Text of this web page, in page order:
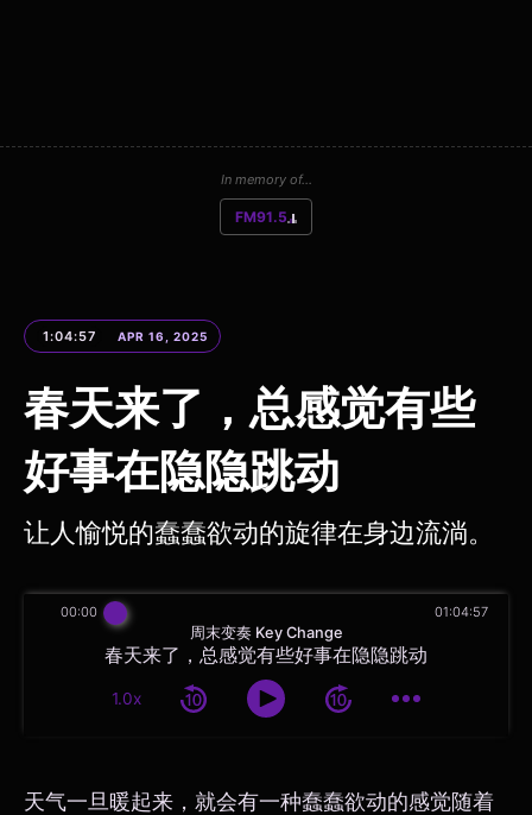
In memory of...
FM91.5
1:04:57 APR 16, 2025
春天来了，总感觉有些
好事在隐隐跳动
让人愉悦的蠢蠢欲动的旋律在身边流淌。
周末变奏 Key Change
春天来了，总感觉有些好事在隐隐跳动
1.0x
00:00 01:04:57
天气一旦暖起来，就会有一种蠢蠢欲动的感觉随着